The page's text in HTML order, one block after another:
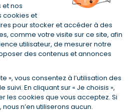
et nos
cookies et
pour stocker et accéder à des
comme votre visite sur ce site, afin
utilisateur, de mesurer notre
des contenus et annonces
», vous consentez à l’utilisation des
En cliquant sur « Je choisis »,
les cookies que vous acceptez. Si
n’en utiliserons aucun.
et selon votre profil
d'un prêt amortissable de 330
accordé à un salarié non cadre assuré à
âgé de 36 ans fumeur et une personne
% (décès, PTIA, IPP, ITT, IPP) âgée de 35
sans risque médical connu. Au
proposée par la banque 179,08 €/mois
en moyenne au 14/07/2022 avec
coût total de l'assurance : 15 117,65 €).
consommation d'un montant fixé entre
profil et durée.